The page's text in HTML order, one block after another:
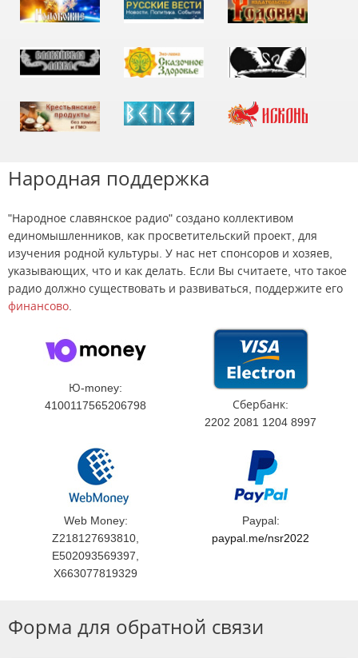
Народная поддержка
"Народное славянское радио" создано коллективом
единомышленников, как просветительский проект, для
изучения родной культуры. У нас нет спонсоров и хозяев,
указывающих, что и как делать. Если Вы считаете, что такое
радио должно существовать и развиваться, поддержите его
финансово.
Ю-money:
4100117565206798
Сбербанк:
2202 2081 1204 8997
Web Money:
Z218127693810,
E502093569397,
X663077819329
Paypal:
paypal.me/nsr2022
Форма для обратной связи